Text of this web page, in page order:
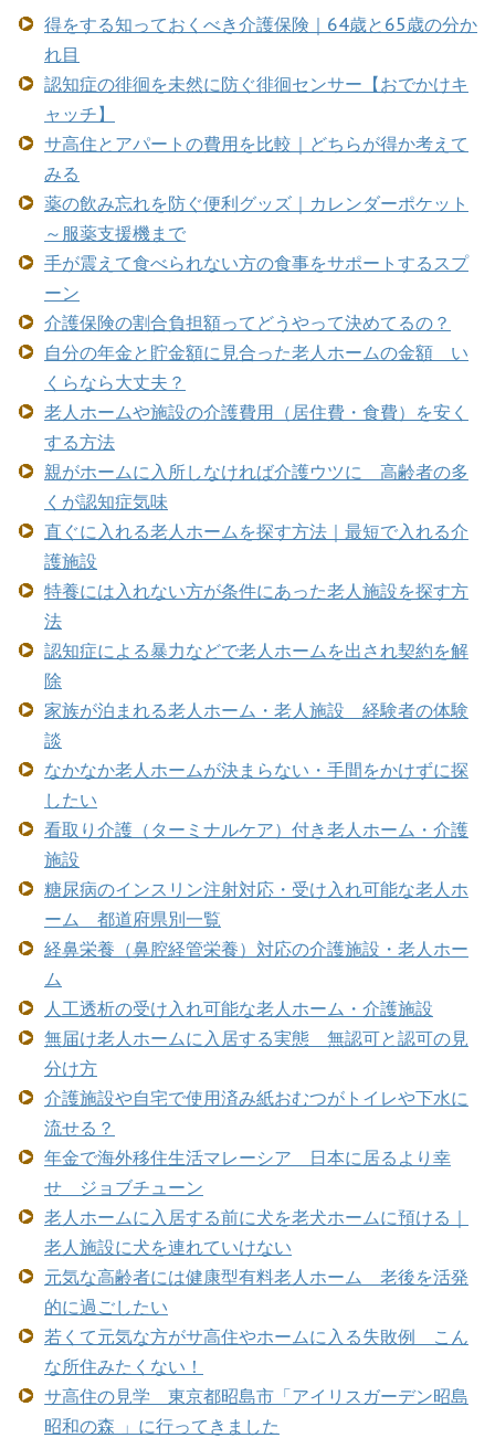
得をする知っておくべき介護保険｜64歳と65歳の分か
れ目
認知症の徘徊を未然に防ぐ徘徊センサー【おでかけキ
ャッチ】
サ高住とアパートの費用を比較｜どちらが得か考えて
みる
薬の飲み忘れを防ぐ便利グッズ｜カレンダーポケット
～服薬支援機まで
手が震えて食べられない方の食事をサポートするスプ
ーン
介護保険の割合負担額ってどうやって決めてるの？
自分の年金と貯金額に見合った老人ホームの金額 い
くらなら大丈夫？
老人ホームや施設の介護費用（居住費・食費）を安く
する方法
親がホームに入所しなければ介護ウツに 高齢者の多
くが認知症気味
直ぐに入れる老人ホームを探す方法｜最短で入れる介
護施設
特養には入れない方が条件にあった老人施設を探す方
法
認知症による暴力などで老人ホームを出され契約を解
除
家族が泊まれる老人ホーム・老人施設 経験者の体験
談
なかなか老人ホームが決まらない・手間をかけずに探
したい
看取り介護（ターミナルケア）付き老人ホーム・介護
施設
糖尿病のインスリン注射対応・受け入れ可能な老人ホ
ーム 都道府県別一覧
経鼻栄養（鼻腔経管栄養）対応の介護施設・老人ホー
ム
人工透析の受け入れ可能な老人ホーム・介護施設
無届け老人ホームに入居する実態 無認可と認可の見
分け方
介護施設や自宅で使用済み紙おむつがトイレや下水に
流せる？
年金で海外移住生活マレーシア 日本に居るより幸
せ ジョブチューン
老人ホームに入居する前に犬を老犬ホームに預ける｜
老人施設に犬を連れていけない
元気な高齢者には健康型有料老人ホーム 老後を活発
的に過ごしたい
若くて元気な方がサ高住やホームに入る失敗例 こん
な所住みたくない！
サ高住の見学 東京都昭島市「アイリスガーデン昭島
昭和の森 」に行ってきました